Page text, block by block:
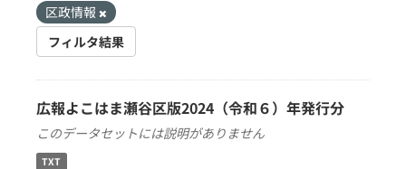
区政情報
フィルタ結果
広報よこはま瀬谷区版2024（令和６）年発行分
このデータセットには説明がありません
TXT